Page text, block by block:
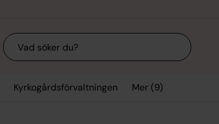
Sök
Kyrkogårdsförvaltningen Mer (9)